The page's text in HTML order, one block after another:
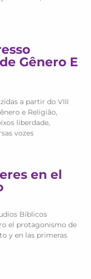
Gênero E
a partir do VIII
e Religião,
liberdade,
vozes
en el
Bíblicos
el protagonismo de
y en las primeras